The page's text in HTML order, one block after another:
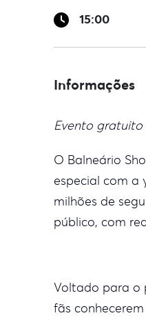
15:00
Informações
Evento gratuito
O Balneário
especial com a
milhões de
público, com
Voltado para o
fãs